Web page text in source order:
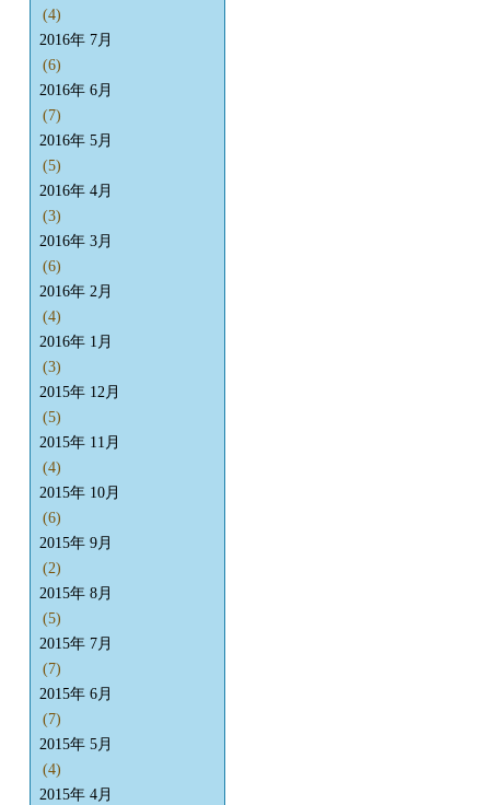
(4)
2016年 7月
(6)
2016年 6月
(7)
2016年 5月
(5)
2016年 4月
(3)
2016年 3月
(6)
2016年 2月
(4)
2016年 1月
(3)
2015年 12月
(5)
2015年 11月
(4)
2015年 10月
(6)
2015年 9月
(2)
2015年 8月
(5)
2015年 7月
(7)
2015年 6月
(7)
2015年 5月
(4)
2015年 4月